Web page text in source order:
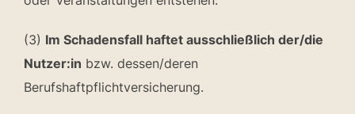
(3) Im Schadensfall haftet ausschließlich der/die
Nutzer:in bzw. dessen/deren
Berufshaftpflichtversicherung.